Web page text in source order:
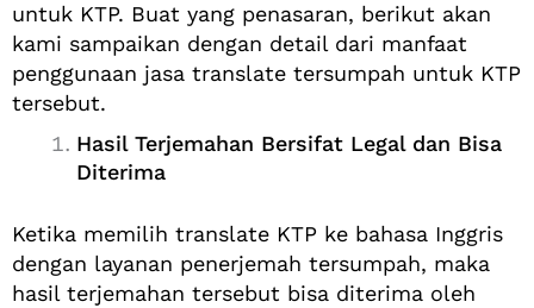
untuk KTP. Buat yang penasaran, berikut akan
kami sampaikan dengan detail dari manfaat
penggunaan jasa translate tersumpah untuk KTP
tersebut.
Hasil Terjemahan Bersifat Legal dan Bisa
Diterima
Ketika memilih translate KTP ke bahasa Inggris
dengan layanan penerjemah tersumpah, maka
hasil terjemahan tersebut bisa diterima oleh